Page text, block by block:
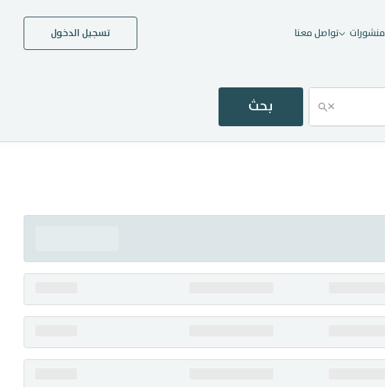
منشورات تواصل معنا تسجيل الدخول
× بحث